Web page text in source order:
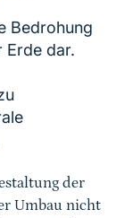
Bedrohung
Erde dar.
der
Umbau nicht